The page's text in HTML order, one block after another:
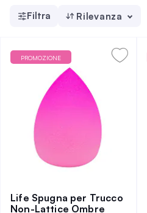
Filtra Rilevanza
PROMOZIONE
Life Spugna per Trucco
Non-Lattice Ombre